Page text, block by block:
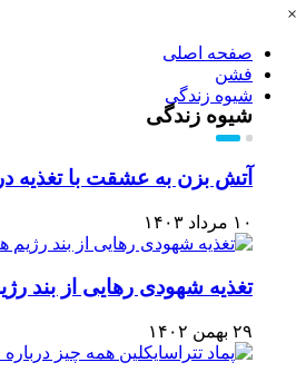
×
صفحه اصلی
فشن
شیوه زندگی
شیوه زندگی
آتش بزن به عشقت با تغذیه
۱۰ مرداد ۱۴۰۳
تغذیه شهودی رهایی از بند
۲۹ بهمن ۱۴۰۲